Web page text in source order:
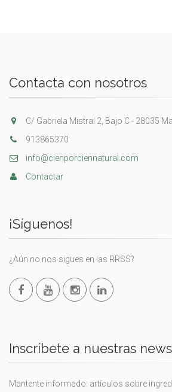
Contacta con nosotros
C/ Gabriela Mistral 2, Bajo C - 28035
913865370
info@cienporciennatural.com
Contactar
¡Síguenos!
¿Aún no nos sigues en las RRSS?
Inscríbete a nuestras
Mantente informado: artículos sobre